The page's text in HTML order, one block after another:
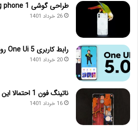
طراحی گوشی Nothing phone 1 فاش شد
26 خرداد 1401
رابط کاربری One Ui 5 روانتر و یکپارچه تر می‌شود
20 خرداد 1401
ناتینگ فون 1 احتمالا این هفته معرفی می‌شود
16 خرداد 1401